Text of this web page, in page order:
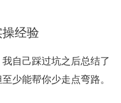
经验
自己踩过坑之后总结了
少能帮你少走点弯路。